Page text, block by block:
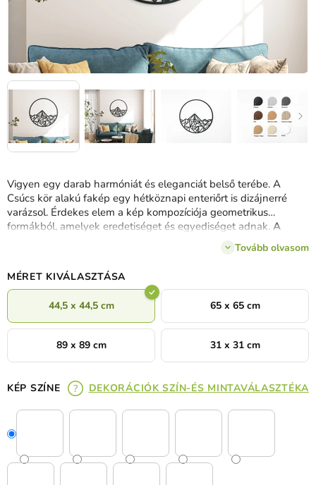
Vigyen egy darab harmóniát és eleganciát belső terébe. A
Csúcs kör alakú fakép egy hétköznapi enteriőrt is dizájnerré
varázsol. Érdekes elem a kép kompozíciója geometrikus
formákból, amelyek eredetiséget és egyediséget adnak. A
Tovább olvasom
MÉRET KIVÁLASZTÁSA
44,5 x 44,5 cm 65 x 65 cm
89 x 89 cm 31 x 31 cm
KÉP SZÍNE DEKORÁCIÓK SZÍN-ÉS MINTAVÁLASZTÉKA